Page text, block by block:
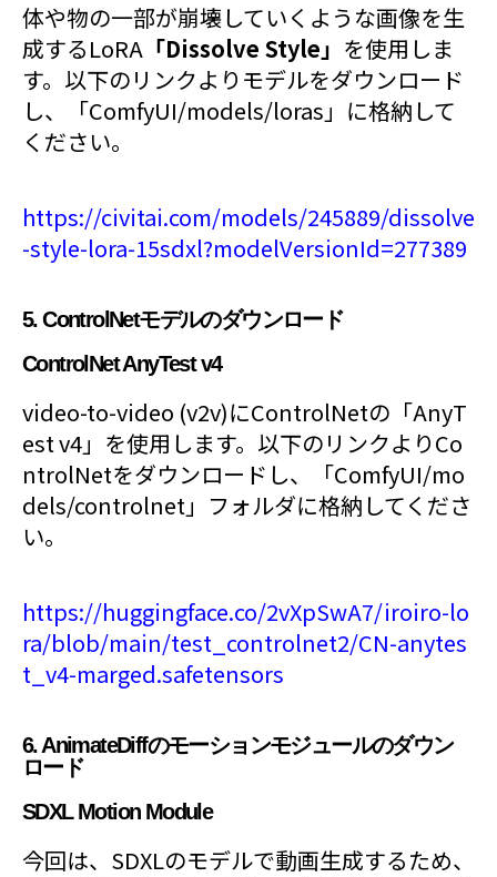
体や物の一部が崩壊していくような画像を生
成するLoRA 「Dissolve Style」 を使用しま
す。以下のリンクよりモデルをダウンロード
し、「ComfyUI/models/loras」に格納して
ください。
https://civitai.com/models/245889/dissolve
-style-lora-15sdxl?modelVersionId=277389
5. ControlNetモデルのダウンロード
ControlNet AnyTest v4
video-to-video (v2v)にControlNetの「AnyT
est v4」を使用します。以下のリンクよりCo
ntrolNetをダウンロードし、「ComfyUI/mo
dels/controlnet」フォルダに格納してくださ
い。
https://huggingface.co/2vXpSwA7/iroiro-lo
ra/blob/main/test_controlnet2/CN-anytes
t_v4-marged.safetensors
6. AnimateDiffのモーションモジュールのダウン
ロード
SDXL Motion Module
今回は、SDXLのモデルで動画生成するため、